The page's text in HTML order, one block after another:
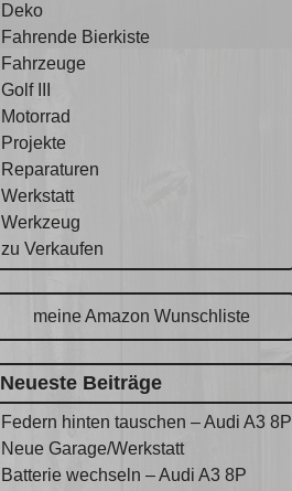
Deko
Fahrende Bierkiste
Fahrzeuge
Golf III
Motorrad
Projekte
Reparaturen
Werkstatt
Werkzeug
zu Verkaufen
meine Amazon Wunschliste
Neueste Beiträge
Federn hinten tauschen – Audi A3 8P
Neue Garage/Werkstatt
Batterie wechseln – Audi A3 8P